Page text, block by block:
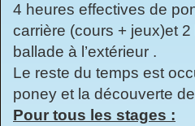
4 heures effectives de
carrière (cours + jeux)et
ballade à l’extérieur .
Le reste du temps est
poney et la découverte
Pour tous les stages :